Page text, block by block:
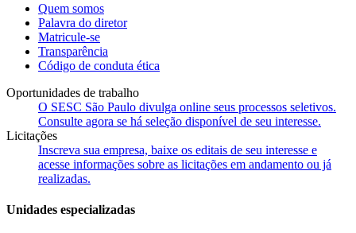
Quem somos
Palavra do diretor
Matricule-se
Transparência
Código de conduta ética
Oportunidades de trabalho
O SESC São Paulo divulga online seus processos seletivos.
Consulte agora se há seleção disponível de seu interesse.
Licitações
Inscreva sua empresa, baixe os editais de seu interesse e
acesse informações sobre as licitações em andamento ou já
realizadas.
Unidades especializadas